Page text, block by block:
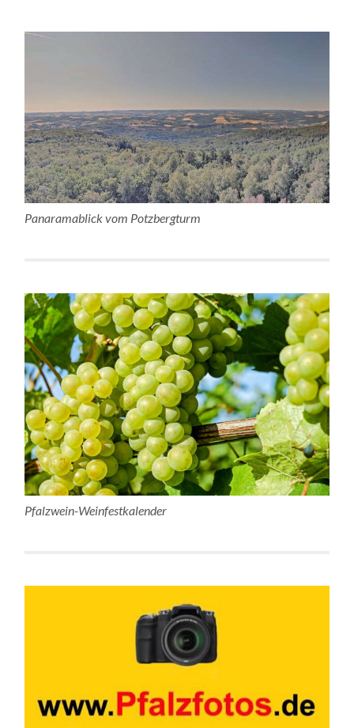
Panaramablick vom Potzbergturm
Pfalzwein-Weinfestkalender